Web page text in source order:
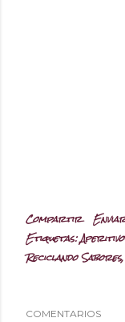
Compartir
Etiquetas:
Reciclando Sabores
COMENTARIOS